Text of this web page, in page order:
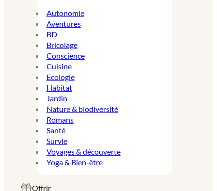
Autonomie
Aventures
BD
Bricolage
Conscience
Cuisine
Ecologie
Habitat
Jardin
Nature & biodiversité
Romans
Santé
Survie
Voyages & découverte
Yoga & Bien-être
Offrir